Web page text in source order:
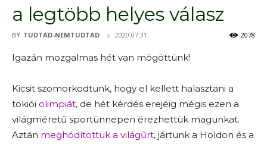
a legtöbb helyes válasz
BY TUDTAD-NEMTUDTAD 2020.07.31. 2078
Igazán mozgalmas hét van mögöttünk!
Kicsit szomorkodtunk, hogy el kellett halasztani a
tokiói olimpiát, de hét kérdés erejéig mégis ezen a
világméretű sportünnepen érezhettük magunkat.
Aztán meghódítottuk a világűrt, jártunk a Holdon és a